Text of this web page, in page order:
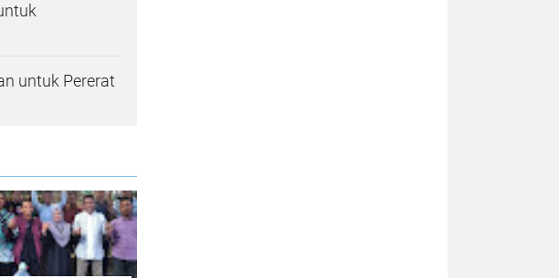
untuk Pererat